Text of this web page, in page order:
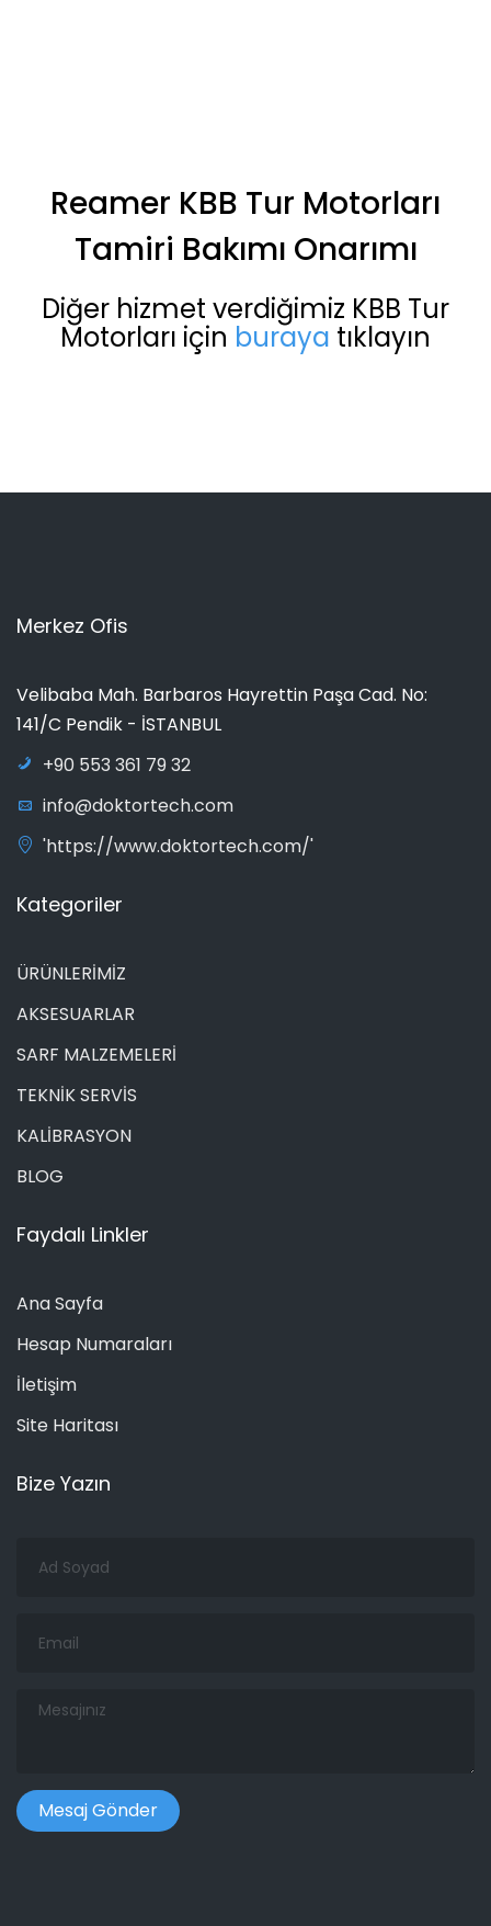
Reamer KBB Tur Motorları
Tamiri Bakımı Onarımı
Diğer hizmet verdiğimiz KBB Tur
Motorları için buraya tıklayın
Merkez Ofis
Velibaba Mah. Barbaros Hayrettin Paşa Cad. No:
141/C Pendik - İSTANBUL
+90 553 361 79 32
info@doktortech.com
'https://www.doktortech.com/'
Kategoriler
ÜRÜNLERİMİZ
AKSESUARLAR
SARF MALZEMELERİ
TEKNİK SERVİS
KALİBRASYON
BLOG
Faydalı Linkler
Ana Sayfa
Hesap Numaraları
İletişim
Site Haritası
Bize Yazın
Soyad
Mesajınız